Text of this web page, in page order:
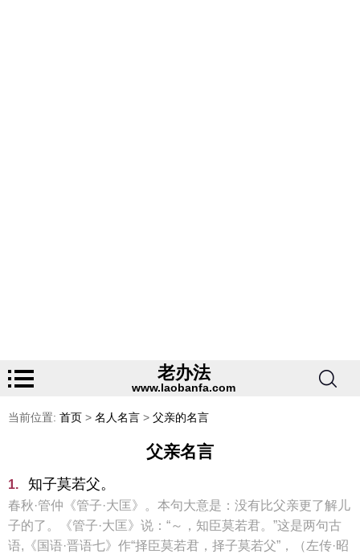
老办法
www.laobanfa.com
当前位置: 首页 > 名人名言 > 父亲的名言
父亲名言
1. 知子莫若父。
春秋·管仲《管子·大匡》。本句大意是：没有比父亲更了解儿
子的了。《管子·大匡》说：“～，知臣莫若君。”这是两句古
语,《国语·晋语七》作“择臣莫若君，择子莫若父”，（左传·昭